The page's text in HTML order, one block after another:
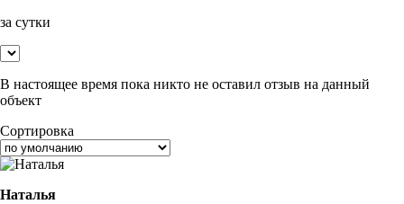
за сутки
В настоящее время пока никто не оставил отзыв на данный
объект
Сортировка
Наталья